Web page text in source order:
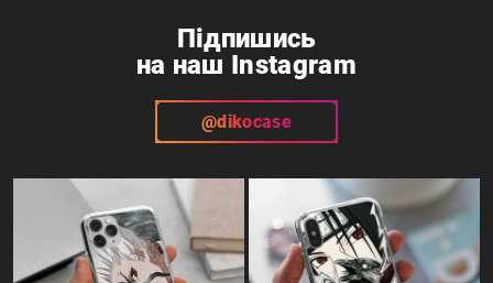
Підпишись
на наш Instagram
@dikocase